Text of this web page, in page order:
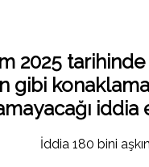
2025
gibi
iddia
İddia 180 bini